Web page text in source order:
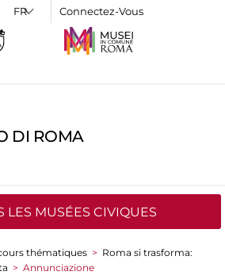
Connectez-Vous
DI ROMA
LES MUSÉES CIVIQUES
thématiques > Roma si trasforma:
> Annunciazione